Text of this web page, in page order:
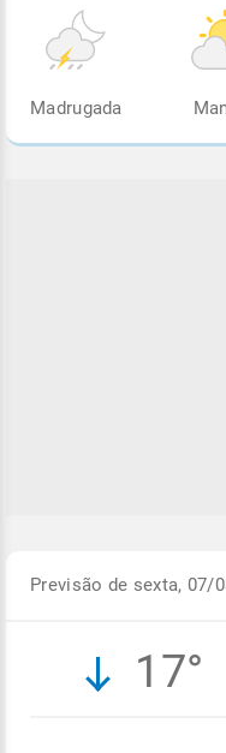
Madrugada
Previsão de sexta, 07/
17°